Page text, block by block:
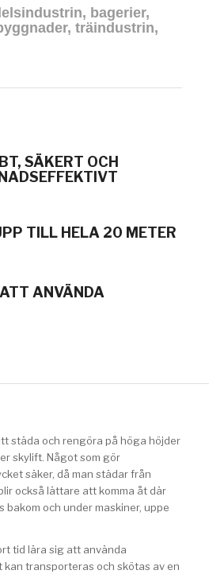
bagerier,
träindustrin,
SÄKERT OCH
TILL HELA 20 METER
ANVÄNDA
städa och rengöra på höga höjder
skylift. Något som gör
säker, då man städar från
också lättare att komma åt där
bakom och under maskiner, uppe
tid lära sig att använda
transporteras och skötas av en